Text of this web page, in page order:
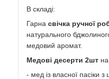
В складі:
Гарна свічка ручної
натурального
медовий аромат.
Медові десерти 2шт
- мед із власної пасіки з